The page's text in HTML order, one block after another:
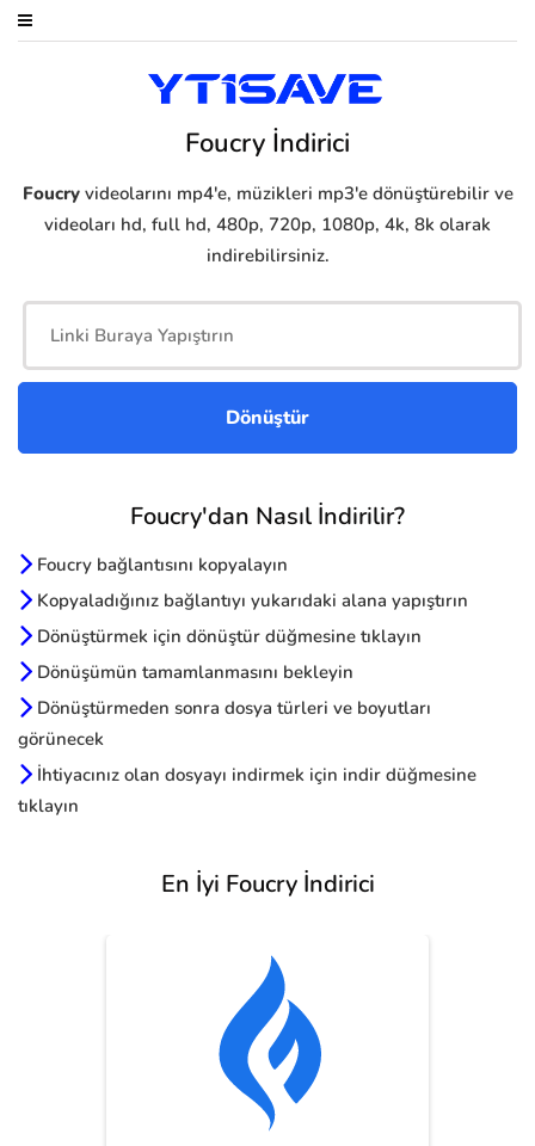
Foucry İndirici
Foucryvideolarını mp4'e, müzikleri mp3'e dönüştürebilir ve
videoları hd, full hd, 480p, 720p, 1080p, 4k, 8k olarak
indirebilirsiniz.
Foucry'dan Nasıl İndirilir?
Foucry bağlantısını kopyalayın
Kopyaladığınız bağlantıyı yukarıdaki alana yapıştırın
Dönüştürmek için dönüştür düğmesine tıklayın
Dönüşümün tamamlanmasını bekleyin
Dönüştürmeden sonra dosya türleri ve boyutları
görünecek
İhtiyacınız olan dosyayı indirmek için indir düğmesine
tıklayın
En İyi Foucry İndirici